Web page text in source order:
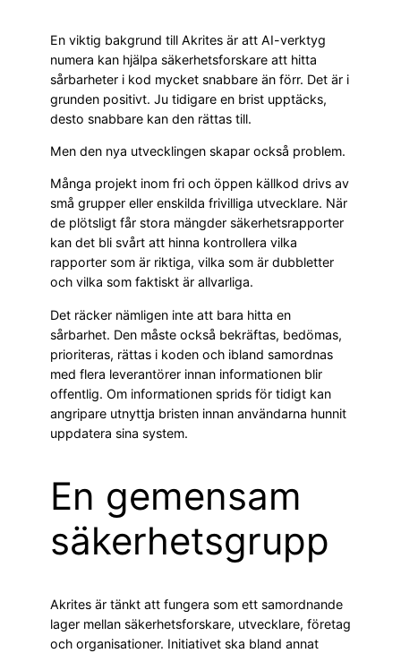
En viktig bakgrund till Akrites är att AI-verktyg
numera kan hjälpa säkerhetsforskare att hitta
sårbarheter i kod mycket snabbare än förr. Det är i
grunden positivt. Ju tidigare en brist upptäcks,
desto snabbare kan den rättas till.
Men den nya utvecklingen skapar också problem.
Många projekt inom fri och öppen källkod drivs av
små grupper eller enskilda frivilliga utvecklare. När
de plötsligt får stora mängder säkerhetsrapporter
kan det bli svårt att hinna kontrollera vilka
rapporter som är riktiga, vilka som är dubbletter
och vilka som faktiskt är allvarliga.
Det räcker nämligen inte att bara hitta en
sårbarhet. Den måste också bekräftas, bedömas,
prioriteras, rättas i koden och ibland samordnas
med flera leverantörer innan informationen blir
offentlig. Om informationen sprids för tidigt kan
angripare utnyttja bristen innan användarna hunnit
uppdatera sina system.
En gemensam
säkerhetsgrupp
Akrites är tänkt att fungera som ett samordnande
lager mellan säkerhetsforskare, utvecklare, företag
och organisationer. Initiativet ska bland annat